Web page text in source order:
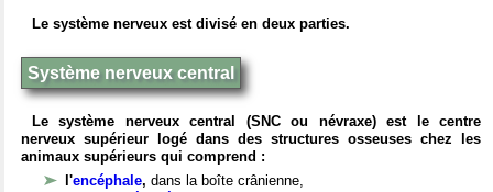
Le système nerveux est divisé en deux parties.
Système nerveux central
Le système nerveux central (SNC ou névraxe) est le centre
nerveux supérieur logé dans des structures osseuses chez les
animaux supérieurs qui comprend :
l'encéphale, dans la boîte crânienne,